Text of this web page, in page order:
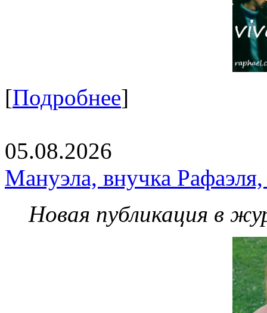
[Подробнее]
05.08.2026
Мануэла, внучка
Новая публикация в